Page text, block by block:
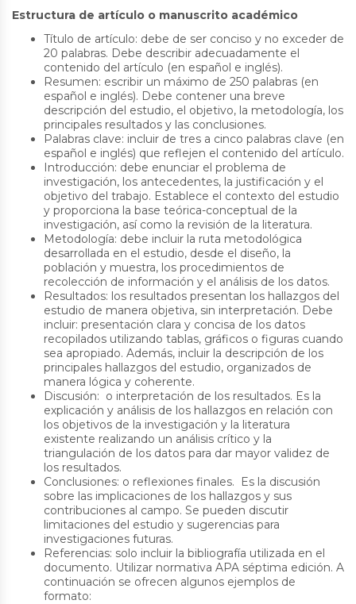
Estructura de artículo o manuscrito académico
Título de artículo: debe de ser conciso y no exceder de
20 palabras. Debe describir adecuadamente el
contenido del artículo (en español e inglés).
Resumen: escribir un máximo de 250 palabras (en
español e inglés). Debe contener una breve
descripción del estudio, el objetivo, la metodología, los
principales resultados y las conclusiones.
Palabras clave: incluir de tres a cinco palabras clave (en
español e inglés) que reflejen el contenido del artículo.
Introducción: debe enunciar el problema de
investigación, los antecedentes, la justificación y el
objetivo del trabajo. Establece el contexto del estudio
y proporciona la base teórica-conceptual de la
investigación, así como la revisión de la literatura.
Metodología: debe incluir la ruta metodológica
desarrollada en el estudio, desde el diseño, la
población y muestra, los procedimientos de
recolección de información y el análisis de los datos.
Resultados: los resultados presentan los hallazgos del
estudio de manera objetiva, sin interpretación. Debe
incluir: presentación clara y concisa de los datos
recopilados utilizando tablas, gráficos o figuras cuando
sea apropiado. Además, incluir la descripción de los
principales hallazgos del estudio, organizados de
manera lógica y coherente.
Discusión: o interpretación de los resultados. Es la
explicación y análisis de los hallazgos en relación con
los objetivos de la investigación y la literatura
existente realizando un análisis crítico y la
triangulación de los datos para dar mayor validez de
los resultados.
Conclusiones: o reflexiones finales. Es la discusión
sobre las implicaciones de los hallazgos y sus
contribuciones al campo. Se pueden discutir
limitaciones del estudio y sugerencias para
investigaciones futuras.
Referencias: solo incluir la bibliografía utilizada en el
documento. Utilizar normativa APA séptima edición. A
continuación se ofrecen algunos ejemplos de
formato: